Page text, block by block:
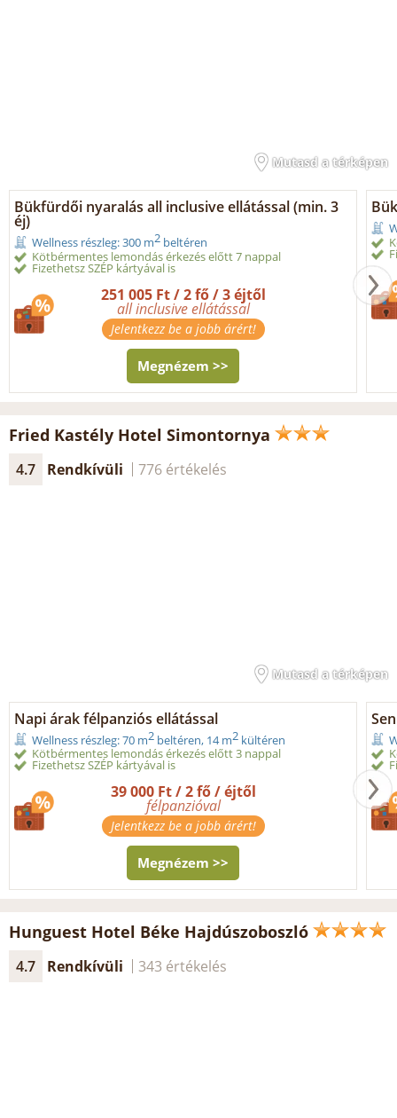
Mutasd a térképen
Bükfürdői nyaralás all inclusive ellátással (min. 3
éj)
Wellness részleg: 300 m2 beltéren
Kötbérmentes lemondás érkezés előtt 7 nappal
Fizethetsz SZÉP kártyával is
251 005 Ft / 2 fő / 3 éjtől
all inclusive ellátással
Jelentkezz be a jobb árért!
Megnézem >>
Fried Kastély Hotel Simontornya
4.7 Rendkívüli 776 értékelés
Mutasd a térképen
Napi árak félpanziós ellátással
Wellness részleg: 70 m2 beltéren, 14 m2 kültéren
Kötbérmentes lemondás érkezés előtt 3 nappal
Fizethetsz SZÉP kártyával is
39 000 Ft / 2 fő / éjtől
félpanzióval
Jelentkezz be a jobb árért!
Megnézem >>
Hunguest Hotel Béke Hajdúszoboszló
4.7 Rendkívüli 343 értékelés